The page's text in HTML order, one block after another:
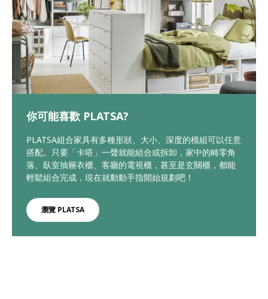
你可能喜歡 PLATSA?
PLATSA組合家具有多種形狀、大小、深度的模組可以任意
搭配。只要「卡嗒」一聲就能組合或拆卸，家中的畸零角
落、臥室抽屜衣櫃、客廳的電視櫃，甚至是玄關櫃，都能
輕鬆組合完成，現在就動動手指開始規劃吧！
瀏覽 PLATSA